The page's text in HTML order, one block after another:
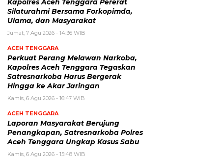
Kapolres Aceh Tenggara Pererat
Silaturahmi Bersama Forkopimda,
Ulama, dan Masyarakat
Jumat, 7 Agu 2026 - 14:36 WIB
ACEH TENGGARA
Perkuat Perang Melawan Narkoba,
Kapolres Aceh Tenggara Tegaskan
Satresnarkoba Harus Bergerak
Hingga ke Akar Jaringan
Kamis, 6 Agu 2026 - 16:47 WIB
ACEH TENGGARA
Laporan Masyarakat Berujung
Penangkapan, Satresnarkoba Polres
Aceh Tenggara Ungkap Kasus Sabu
Kamis, 6 Agu 2026 - 15:48 WIB